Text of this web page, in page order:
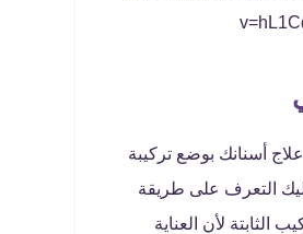
أسنانك بوضع تركيبة
التعرف على طريقة
الثابتة لأن العناية